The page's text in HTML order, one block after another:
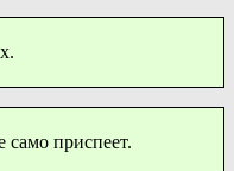
само приспеет.